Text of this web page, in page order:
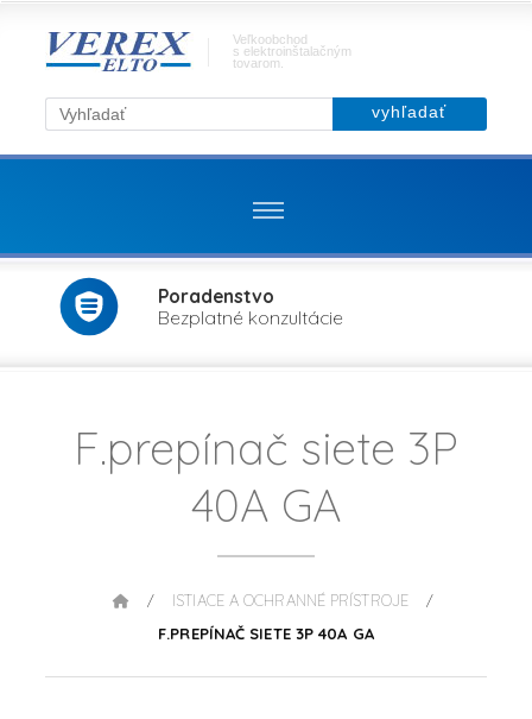
Veľkoobchod
s elektroinštalačným
tovarom.
Poradenstvo
Bezplatné konzultácie
F.prepínač siete 3P
40A GA
/ ISTIACE A OCHRANNÉ PRÍSTROJE /
F.PREPÍNAČ SIETE 3P 40A GA